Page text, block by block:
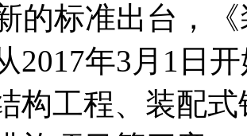
的标准出台，
2017年3月1日
构工程、装配